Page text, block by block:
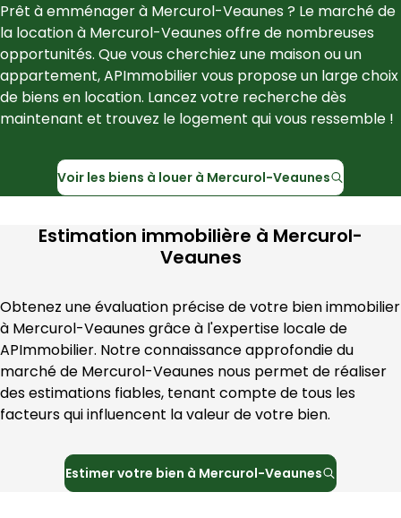
Prêt à emménager à Mercurol-Veaunes ? Le marché de
la location à Mercurol-Veaunes offre de nombreuses
opportunités. Que vous cherchiez une maison ou un
appartement, APImmobilier vous propose un large choix
de biens en location. Lancez votre recherche dès
maintenant et trouvez le logement qui vous ressemble !
Voir les biens à louer à Mercurol-Veaunes
Estimation immobilière à Mercurol-
Veaunes
Obtenez une évaluation précise de votre bien immobilier
à Mercurol-Veaunes
APImmobilier. Notre connaissance approfondie du
marché de Mercurol-Veaunes nous permet de réaliser
des estimations fiables, tenant compte de tous les
facteurs qui influencent la valeur de votre bien.
Estimer votre bien à Mercurol-Veaunes